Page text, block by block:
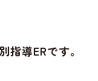
導ERです。